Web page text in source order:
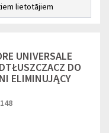
lietotājiem
UNIVERSALE
DO
ELIMINUJĄCY